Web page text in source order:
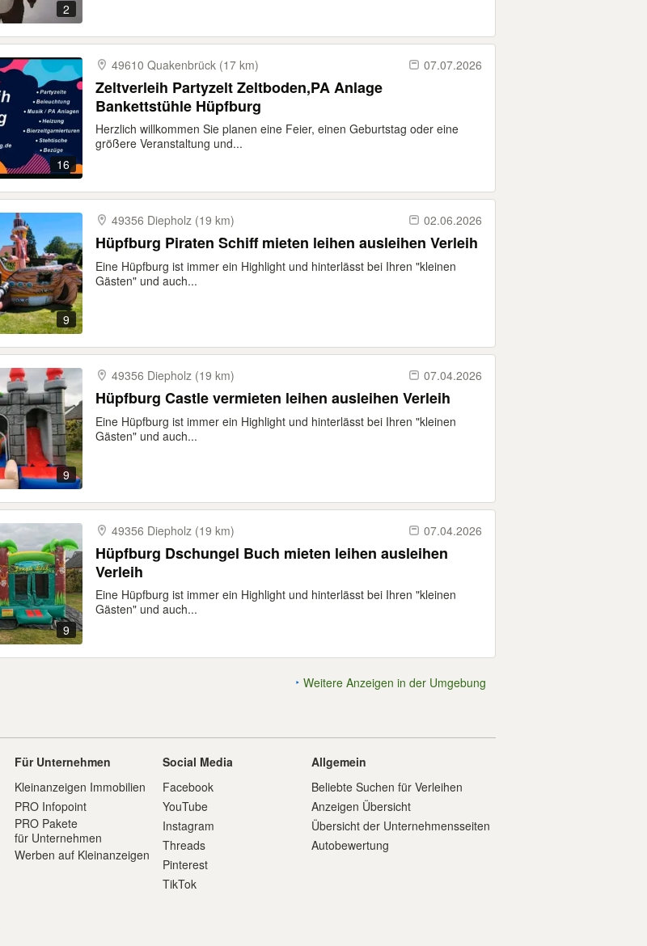
2
16
49610 Quakenbrück (17 km) 07.07.2026
Zeltverleih Partyzelt Zeltboden,PA Anlage
Bankettstühle Hüpfburg
Herzlich willkommen Sie planen eine Feier, einen Geburtstag oder eine
größere Veranstaltung und...
9
49356 Diepholz (19 km) 02.06.2026
Hüpfburg Piraten Schiff mieten leihen ausleihen Verleih
Eine Hüpfburg ist immer ein Highlight und hinterlässt bei Ihren "kleinen
Gästen" und auch...
9
49356 Diepholz (19 km) 07.04.2026
Hüpfburg Castle vermieten leihen ausleihen Verleih
Eine Hüpfburg ist immer ein Highlight und hinterlässt bei Ihren "kleinen
Gästen" und auch...
9
49356 Diepholz (19 km) 07.04.2026
Hüpfburg Dschungel Buch mieten leihen ausleihen
Verleih
Eine Hüpfburg ist immer ein Highlight und hinterlässt bei Ihren "kleinen
Gästen" und auch...
Weitere Anzeigen in der Umgebung
Für Unternehmen
Kleinanzeigen Immobilien
PRO Infopoint
PRO Pakete
für Unternehmen
Werben auf Kleinanzeigen
Social Media
Facebook
YouTube
Instagram
Threads
Pinterest
TikTok
Allgemein
Beliebte Suchen für Verleihen
Anzeigen Übersicht
Übersicht der Unternehmensseiten
Autobewertung